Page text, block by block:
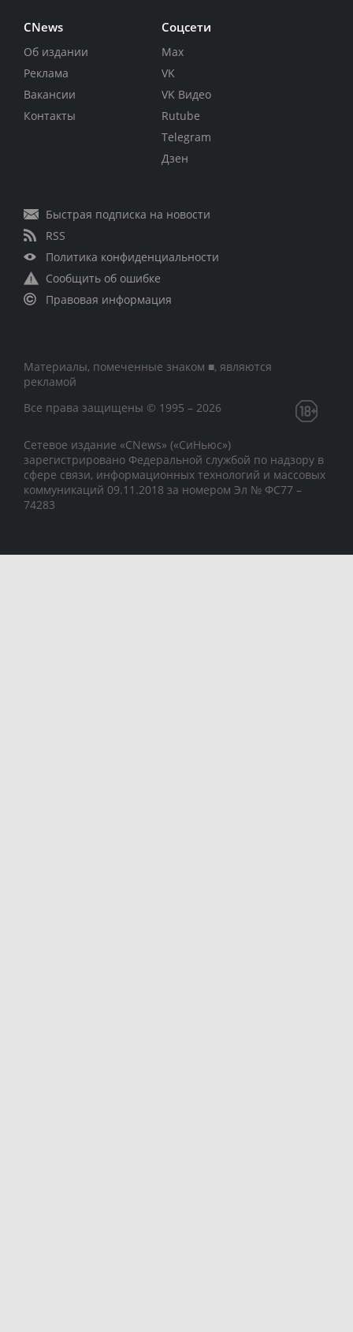
CNews
Об издании
Реклама
Вакансии
Контакты
Соцсети
Max
VK
VK Видео
Rutube
Telegram
Дзен
Быстрая подписка на новости
RSS
Политика конфиденциальности
Сообщить об ошибке
Правовая информация
Материалы, помеченные знаком ■, являются
рекламой
Все права защищены © 1995 – 2026
Сетевое издание «CNews» («СиНьюс»)
зарегистрировано Федеральной службой по надзору в
сфере связи, информационных технологий и массовых
коммуникаций 09.11.2018 за номером Эл № ФС77 –
74283